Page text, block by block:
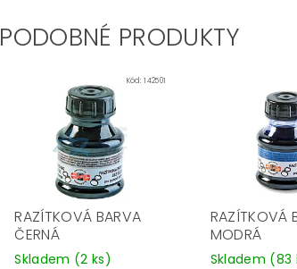
PODOBNÉ PRODUKTY
Kód:142501
RAZÍTKOVÁ BARVA
ČERNÁ
Skladem (2 ks)
RAZÍTKOVÁ
MODRÁ
Skladem (83